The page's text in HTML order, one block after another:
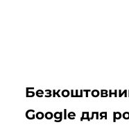
Google для